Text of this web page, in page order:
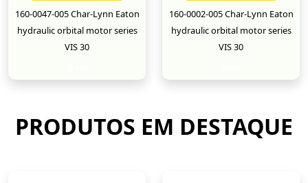
160-0047-005 Char-Lynn Eaton
hydraulic orbital motor series
VIS 30
160-0002-005 Char-Lynn Eaton
hydraulic orbital motor series
VIS 30
PRODUTOS EM DESTAQUE